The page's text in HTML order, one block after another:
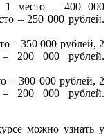
1 место – 400 000
– 250 000 рублей.
– 350 000 рублей, 2
200 000 рублей.
– 300 000 рублей, 2
200 000 рублей.
можно узнать у